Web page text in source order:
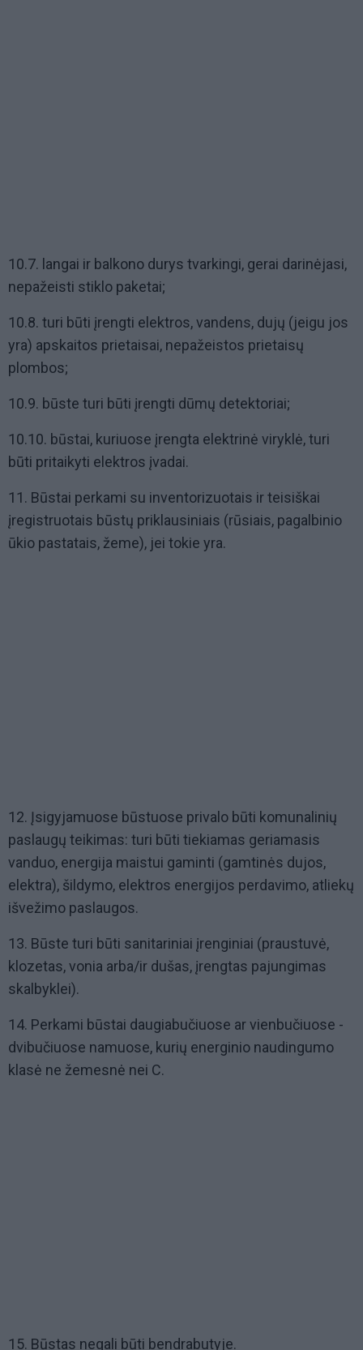
10.7. langai ir balkono durys tvarkingi, gerai darinėjasi,
nepažeisti stiklo paketai;
10.8. turi būti įrengti elektros, vandens, dujų (jeigu jos
yra) apskaitos prietaisai, nepažeistos prietaisų
plombos;
10.9. būste turi būti įrengti dūmų detektoriai;
10.10. būstai, kuriuose įrengta elektrinė viryklė, turi
būti pritaikyti elektros įvadai.
11. Būstai perkami su inventorizuotais ir teisiškai
įregistruotais būstų priklausiniais (rūsiais, pagalbinio
ūkio pastatais, žeme), jei tokie yra.
12. Įsigyjamuose būstuose privalo būti komunalinių
paslaugų teikimas: turi būti tiekiamas geriamasis
vanduo, energija maistui gaminti (gamtinės dujos,
elektra), šildymo, elektros energijos perdavimo, atliekų
išvežimo paslaugos.
13. Būste turi būti sanitariniai įrenginiai (praustuvė,
klozetas, vonia arba/ir dušas, įrengtas pajungimas
skalbyklei).
14. Perkami būstai daugiabučiuose ar vienbučiuose -
dvibučiuose namuose, kurių energinio naudingumo
klasė ne žemesnė nei C.
15. Būstas negali būti bendrabutyje.